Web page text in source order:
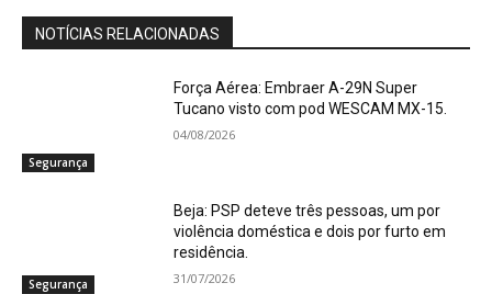
NOTÍCIAS RELACIONADAS
Segurança
Força Aérea: Embraer A-29N Super
Tucano visto com pod WESCAM MX-15.
04/08/2026
Segurança
Beja: PSP deteve três pessoas, um por
violência doméstica e dois por furto em
residência.
31/07/2026